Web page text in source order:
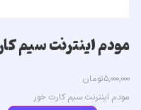
مودم اینترنت سیم
۵,۰۰۰,۰۰۰تومان
مودم اینترنت سیم کارت خور